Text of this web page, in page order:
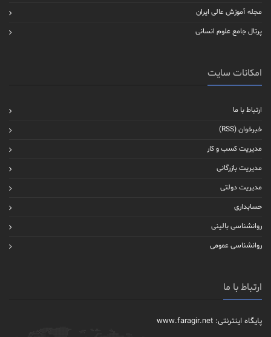
مجله آموزش عالی ایران
پرتال جامع علوم انسانی
امکانات سایت
ارتباط با ما
خبرخوان (RSS)
مدیریت کسب و کار
مدیریت بازرگانی
مدیریت دولتی
حسابداری
روانشناسی بالینی
روانشناسی عمومی
ارتباط با ما
پایگاه اینترنتی: www.faragir.net